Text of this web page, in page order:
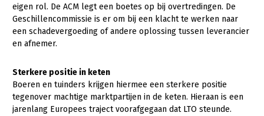
Sectoren
Dier
Geitenhouderij
Kalverhouderij
Akkerbouw
Biologische Landbouw
Multifunctionele landbouw
Multifunctioneel
Onderwerpen
eigen rol. De ACM legt een boetes op bij overtredingen. De
Geschillencommissie is er om bij een klacht te werken naar
een schadevergoeding of andere oplossing tussen leverancier
en afnemer.
Sterkere positie in keten
Boeren en tuinders krijgen hiermee een sterkere positie
tegenover machtige marktpartijen in de keten. Hieraan is een
jarenlang Europees traject voorafgegaan dat LTO steunde.